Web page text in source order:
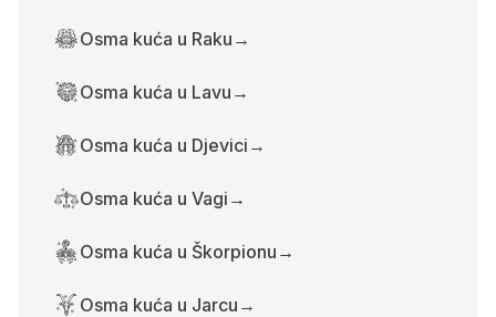
Osma kuća u Raku →
Osma kuća u Lavu →
Osma kuća u Djevici →
Osma kuća u Vagi →
Osma kuća u Škorpionu →
Osma kuća u Jarcu →